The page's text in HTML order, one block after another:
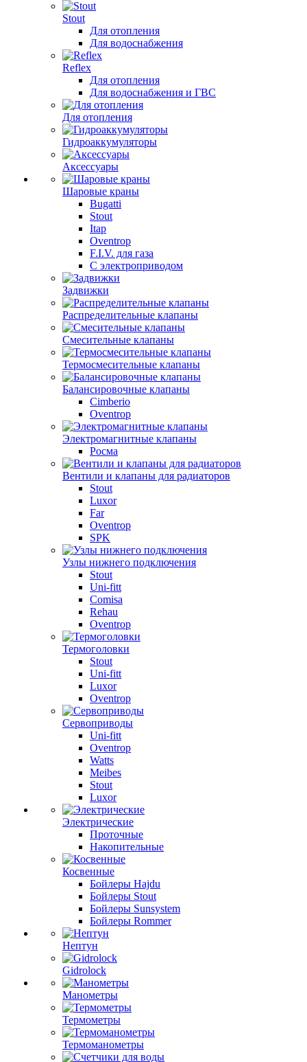
Stout
Для отопления
Для водоснабжения
Reflex
Для отопления
Для водоснабжения и ГВС
Для отопления
Гидроаккумуляторы
Аксессуары
Шаровые краны
Bugatti
Stout
Itap
Oventrop
F.I.V. для газа
С электроприводом
Задвижки
Распределительные клапаны
Cмесительные клапаны
Термосмесительные клапаны
Балансировочные клапаны
Cimberio
Oventrop
Электромагнитные клапаны
Росма
Вентили и клапаны для радиаторов
Stout
Luxor
Far
Oventrop
SPK
Узлы нижнего подключения
Stout
Uni-fitt
Comisa
Rehau
Oventrop
Термоголовки
Stout
Uni-fitt
Luxor
Oventrop
Сервоприводы
Uni-fitt
Oventrop
Watts
Meibes
Stout
Luxor
Электрические
Проточные
Накопительные
Косвенные
Бойлеры Hajdu
Бойлеры Stout
Бойлеры Sunsystem
Бойлеры Rommer
Нептун
Gidrolock
Манометры
Термометры
Термоманометры